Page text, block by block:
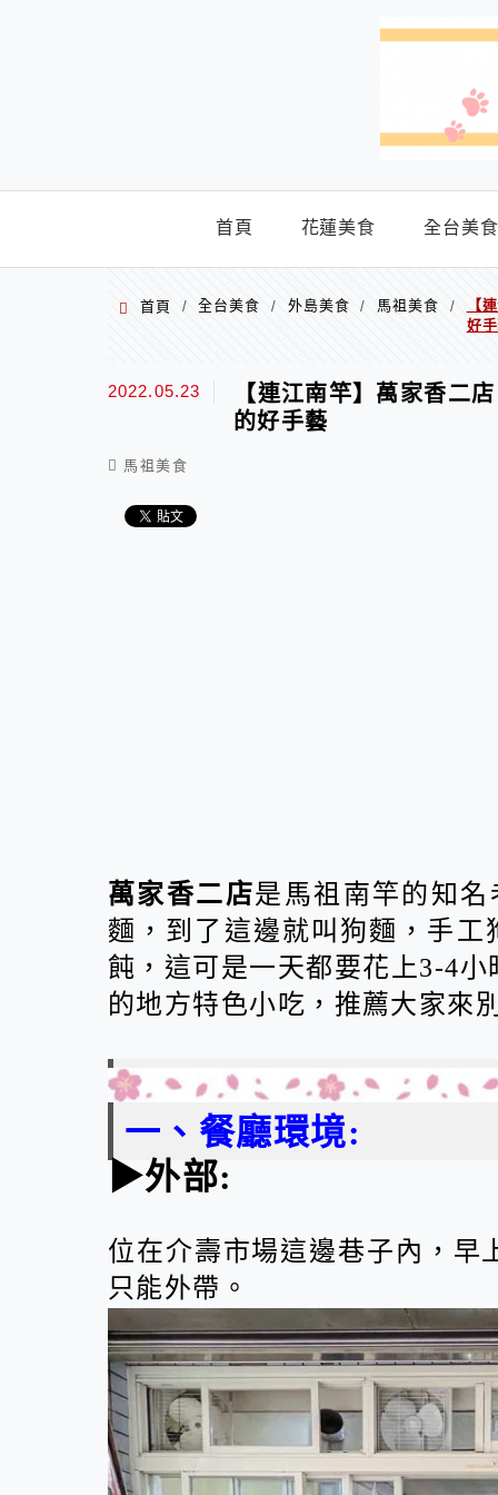
首頁 花蓮美食 全台美食
首頁 / 全台美食 / 外島美食 / 馬祖美食 /
【
好
2022.05.23
【連江南竿】萬家香二
的好手藝
馬祖美食
萬家香二店是馬祖南竿的知
麵，到了這邊就叫狗麵，手
飩，這可是一天都要花上3-4
的地方特色小吃，推薦大家來
一、餐廳環境:
▶外部:
位在介壽市場這邊巷子內，早
只能外帶。